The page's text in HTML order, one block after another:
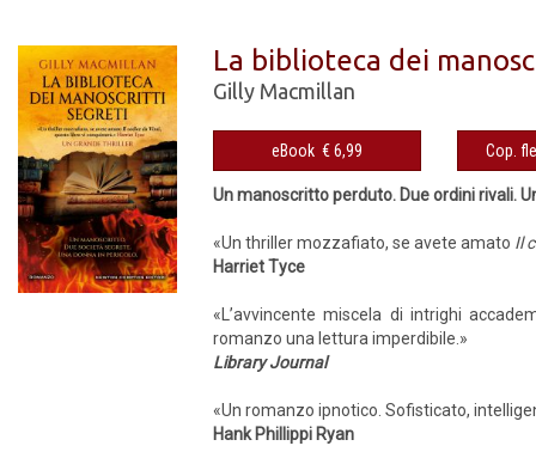
La biblioteca dei
Gilly Macmillan
eBook € 6,99
Un manoscritto perduto. Due ordini rivali.
«Un thriller mozzafiato, se avete amato Il
Harriet Tyce
«L’avvincente miscela di intrighi
romanzo una lettura imperdibile.»
Library Journal
«Un romanzo ipnotico. Sofisticato,
Hank Phillippi Ryan